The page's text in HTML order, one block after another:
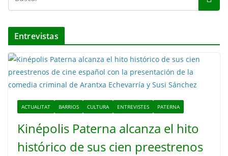
d
e
o
Entrevistas
ACTUALITAT BARRIOS CULTURA ENTREVISTES PATERNA
Kinépolis Paterna alcanza el hito
histórico de sus cien preestrenos